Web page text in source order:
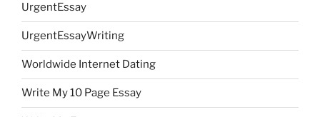
UrgentEssay
UrgentEssayWriting
Worldwide Internet Dating
Write My 10 Page Essay